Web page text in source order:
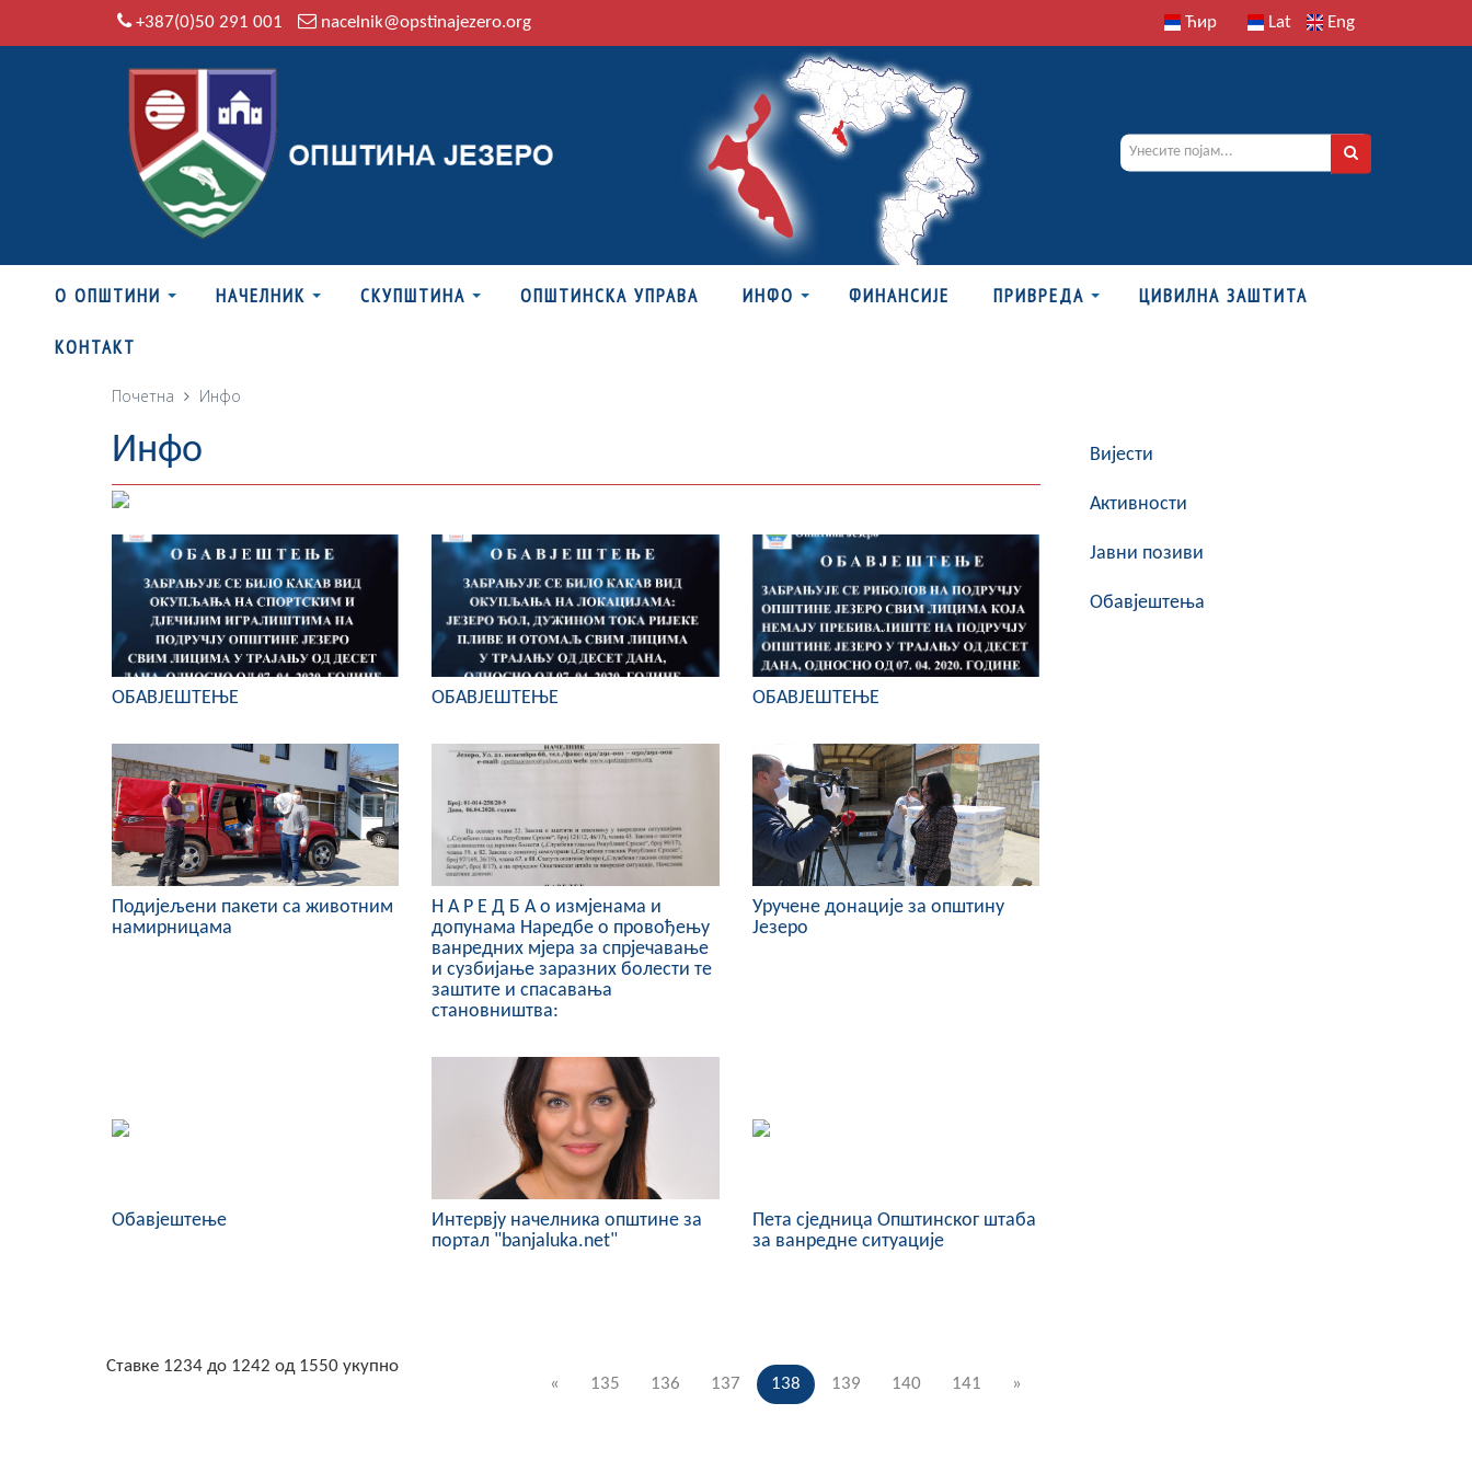
+387(0)50 291 001 nacelnik@opstinajezero.org Ћир Lat Eng
О ОПШТИНИ НАЧЕЛНИК СКУПШТИНА ОПШТИНСКА УПРАВА ИНФО ФИНАНСИЈЕ ПРИВРЕДА ЦИВИЛНА ЗАШТИТА
КОНТАКТ
Почетна Инфо
Инфо
ОБАВЈЕШТЕЊЕ ОБАВЈЕШТЕЊЕ ОБАВЈЕШТЕЊЕ
Подијељени пакети са животним
намирницама
Н А Р Е Д Б А о измјенама и
допунама Наредбе о провођењу
ванредних мјера за спрјечавање
и сузбијање заразних болести те
заштите и спасавања
становништва:
Уручене донације за општину
Језеро
Обавјештење
Интервју начелника општине за
портал "banjaluka.net"
Пета сједница Општинског штаба
за ванредне ситуације
« 135 136 137 138 139 140 141 »
Ставке 1234 до 1242 од 1550 укупно
Вијести
Активности
Јавни позиви
Обавјештења